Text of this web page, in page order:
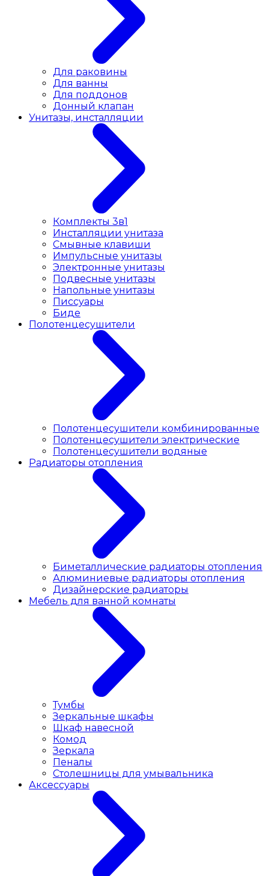
Для раковины
Для ванны
Для поддонов
Донный клапан
Унитазы, инсталляции
Комплекты 3в1
Инсталляции унитаза
Смывные клавиши
Импульсные унитазы
Электронные унитазы
Подвесные унитазы
Напольные унитазы
Писсуары
Биде
Полотенцесушители
Полотенцесушители комбинированные
Полотенцесушители электрические
Полотенцесушители водяные
Радиаторы отопления
Биметаллические радиаторы отопления
Алюминиевые радиаторы отопления
Дизайнерские радиаторы
Мебель для ванной комнаты
Тумбы
Зеркальные шкафы
Шкаф навесной
Комод
Зеркала
Пеналы
Столешницы для умывальника
Аксессуары